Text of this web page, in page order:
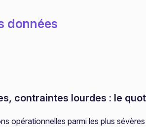
données
contraintes lourdes : le
opérationnelles parmi les plus